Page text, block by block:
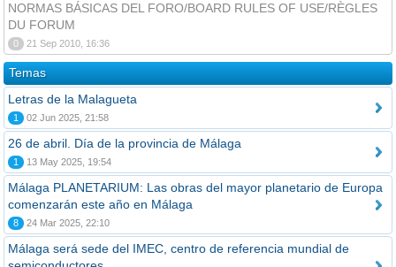
NORMAS BÁSICAS DEL FORO/BOARD RULES OF USE/RÈGLES
DU FORUM
0 21 Sep 2010, 16:36
Temas
Letras de la Malagueta
1 02 Jun 2025, 21:58
26 de abril. Día de la provincia de Málaga
1 13 May 2025, 19:54
Málaga PLANETARIUM: Las obras del mayor planetario de Europa
comenzarán este año en Málaga
8 24 Mar 2025, 22:10
Málaga será sede del IMEC, centro de referencia mundial de